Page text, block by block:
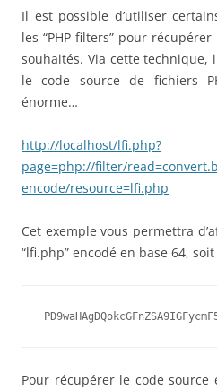
Il est possible d’utiliser
les “PHP filters” pour
souhaités. Via cette
le code source de fichiers
énorme…
http://localhost/lfi.php?
page=php://filter/
encode/resource=lfi.php
Cet exemple vous permettra
“lfi.php” encodé en base 64, soit
Pour récupérer le code